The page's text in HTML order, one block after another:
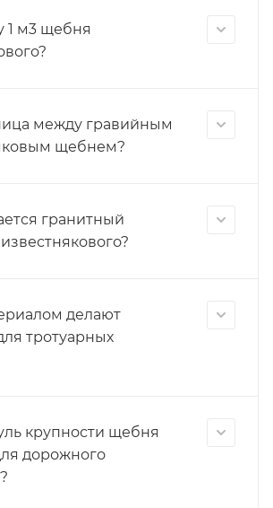
1 м3 щебня
между гравийным
щебнем?
гранитный
делают
тротуарных
крупности щебня
дорожного